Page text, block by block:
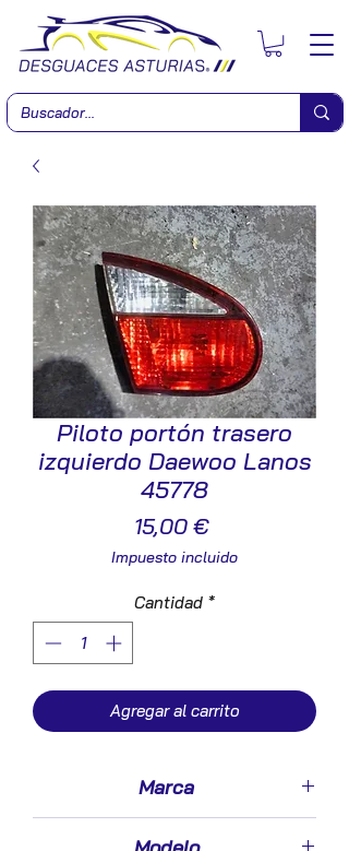
Piloto portón trasero
izquierdo Daewoo Lanos
45778
15,00 €Precio
Impuesto incluido
Cantidad *
Agregar al carrito
Marca